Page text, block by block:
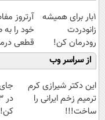
1بار برای همیشه
زانودردت
رودرمان کن!
(تکنولوژی آلمان)
◂پرسشنامه▸
آرتروز
خود را به
قطعی
کنید!
از سراسر وب
این دکتر شیرازی کرم
ترمیم زخم ایرانی را
ساخت!!!